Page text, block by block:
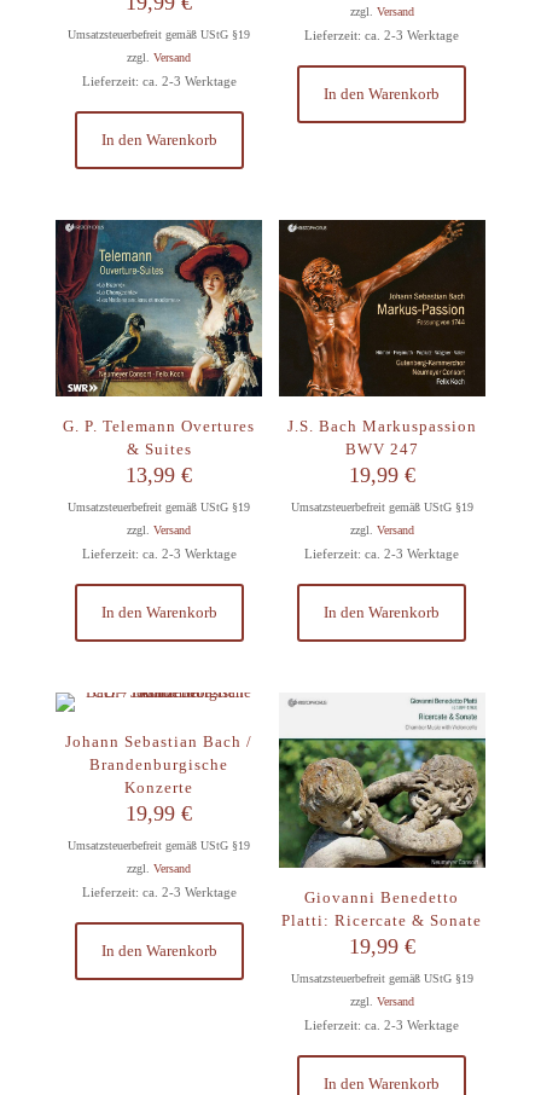
Umsatzsteuerbefreit gemäß UStG §19
zzgl.Versand
Lieferzeit: ca. 2-3 Werktage
In den Warenkorb
zzgl. Versand
Lieferzeit: ca. 2-3 Werktage
In den Warenkorb
G. P. Telemann Overtures
& Suites
13,99€
Umsatzsteuerbefreit gemäß UStG §19
zzgl.Versand
Lieferzeit: ca. 2-3 Werktage
In den Warenkorb
J.S. Bach Markuspassion
BWV 247
19,99 €
Umsatzsteuerbefreit gemäß UStG §19
zzgl. Versand
Lieferzeit: ca. 2-3 Werktage
In den Warenkorb
Johann Sebastian Bach /
Brandenburgische
Konzerte
19,99€
Umsatzsteuerbefreit gemäß UStG §19
zzgl.Versand
Lieferzeit: ca. 2-3 Werktage
In den Warenkorb
Giovanni Benedetto
Platti: Ricercate & Sonate
19,99 €
Umsatzsteuerbefreit gemäß UStG §19
zzgl. Versand
Lieferzeit: ca. 2-3 Werktage
In den Warenkorb